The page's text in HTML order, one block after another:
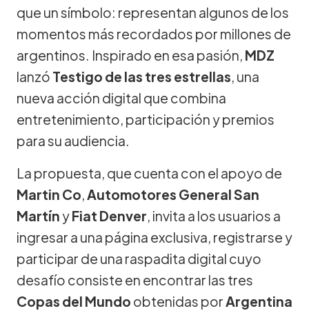
que un símbolo: representan algunos de los
momentos más recordados por millones de
argentinos. Inspirado en esa pasión, MDZ
lanzó Testigo de las tres estrellas, una
nueva acción digital que combina
entretenimiento, participación y premios
para su audiencia.
La propuesta, que cuenta con el apoyo de
Martin Co, Automotores General San
Martín yFiat Denver, invita a los usuarios a
ingresar a una página exclusiva, registrarse y
participar de una raspadita digital cuyo
desafío consiste en encontrar las tres
Copas del Mundo obtenidas por Argentina